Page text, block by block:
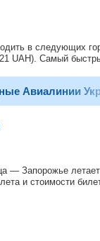
в следующих
UAH). Самый
Авиалинии
— Запорожье
и стоимости